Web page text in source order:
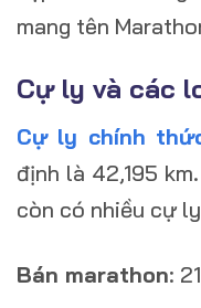
mang tên
Cự ly và các
Cự ly chính
định là 42,195
còn có nhiều cự
Bán marathon: